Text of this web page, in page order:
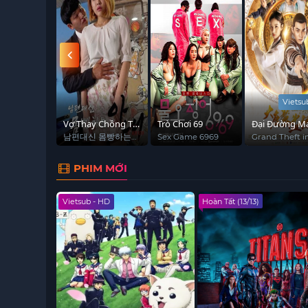
Vợ Thay Chồng Trả
Nợ
남편대신 몸빵하는
아내
Trò Chơi 69
Sex Game 6969
Đại Đường
Đạo Đoàn
Grand Theft
PHIM MỚI
Vietsub - HD Hoàn Tất (13/13)